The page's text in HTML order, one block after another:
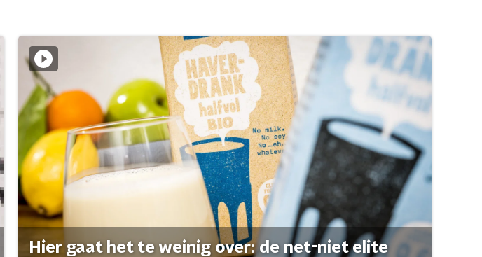
Hier gaat het te weinig over: de net-niet elite